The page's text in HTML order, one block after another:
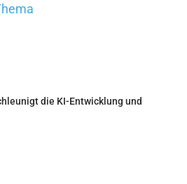
die KI-Entwicklung und